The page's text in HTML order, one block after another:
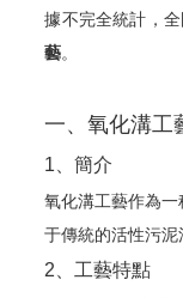
一體化凈水設備
中水回用系統
隔油池提升設備
空氣能熱水系統
消毒器設備
行業動態
聯系我們
首頁 > 新聞資訊
據不完全統計，
藝。
一、氧化溝工
1、簡介
氧化溝工藝作為
于傳統的活性污
2、工藝特點